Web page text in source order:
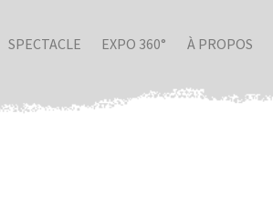
SPECTACLE EXPO 360° À PROPOS